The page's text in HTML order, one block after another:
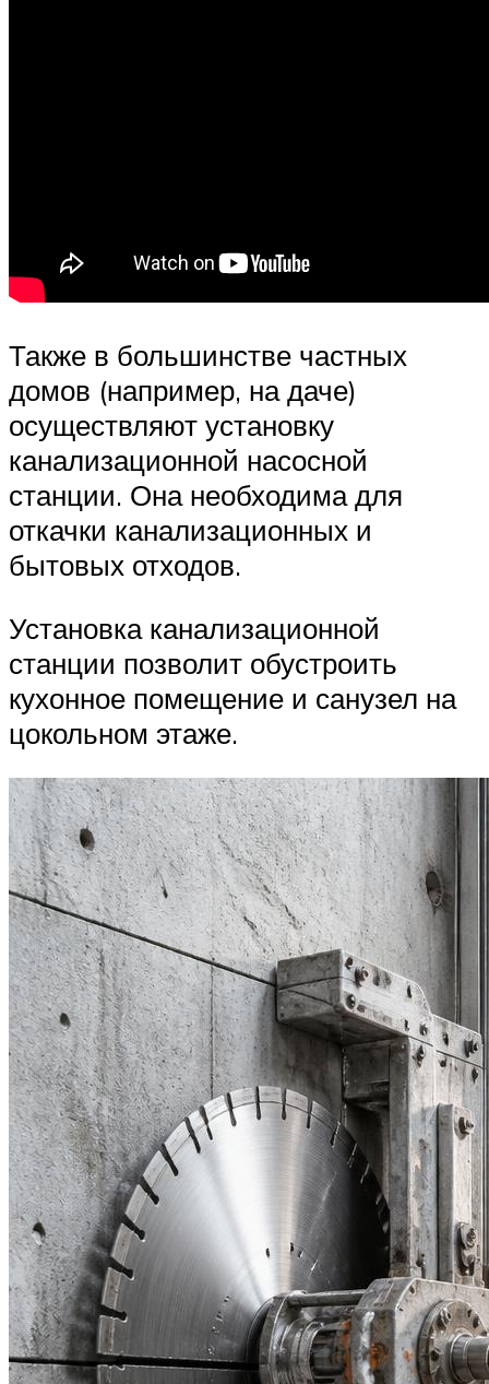
Также в большинстве частных
домов (например, на даче)
осуществляют установку
канализационной насосной
станции. Она необходима для
откачки канализационных и
бытовых отходов.
Установка канализационной
станции позволит обустроить
кухонное помещение и санузел на
цокольном этаже.